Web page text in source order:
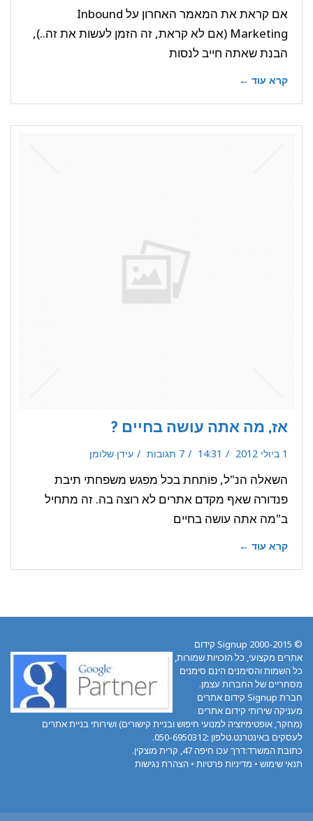
אם קראת את המאמר האחרון על Inbound
Marketing (אם לא קראת, זה הזמן לעשות את זה..),
הבנת שאתה חייב לנסות
קרא עוד ←
אז, מה אתה עושה בחיים ?
1 ביולי 2012 14:31 7 תגובות עידן שלומן
השאלה הנ"ל, פותחת בכל מפגש משפחתי תיבת
פנדורה שאף מקדם אתרים לא רוצה בה. זה מתחיל
ב"מה אתה עושה בחיים
קרא עוד ←
© 2000-2015 Signup קידום
אתרים מקצועי, כל הזכויות שמורות,
כל השמות והסימנים הינם סימנים
מסחריים של החברות עצמן.
חברת Signup קידום אתרים
מעניקה שירותי קידום אתרים
(מחקר, אופטימיזציה למנועי חיפוש ובניית קישורים) ושירותי בניית אתרים
לעסקים באינטרנט.טלפון :050-6950312.
כתובת המשרד:דרך עכו חיפה 47, קרית מוצקין.
תנאי שימוש • מדיניות פרטיות • הצהרת נגישות